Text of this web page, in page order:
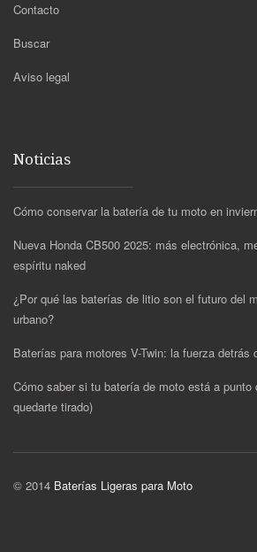
Contacto
Buscar
Aviso legal
Noticias
Cómo conservar la batería de tu moto en
Nueva Honda CB500 2025: más electrónica,
espíritu naked
¿Por qué las baterías de litio son el futuro del
urbano?
Baterías para motores V-Twin: la fuerza detrás
Cómo saber si tu batería de moto está a punto
quedarte tirado)
© 2014 Baterías Ligeras para Moto